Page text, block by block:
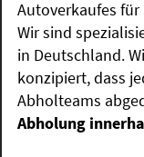
Autoverkaufes
Wir sind
in Deutschland.
konzipiert, dass
Abholteams
Abholung